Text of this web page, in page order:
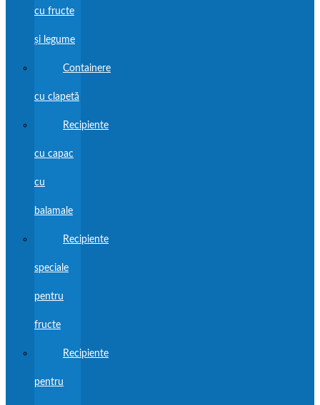
cu fructe
și legume
Containere
cu clapetă
Recipiente
cu capac
cu
balamale
Recipiente
speciale
pentru
fructe
Recipiente
pentru